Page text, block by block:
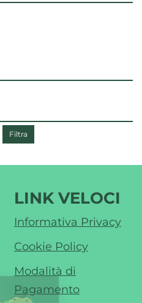
LINK VELOCI
Informativa Privacy
Cookie Policy
Modalità di
Pagamento